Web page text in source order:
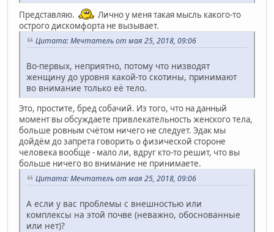
Представляю.
Лично у меня такая мысль какого-то
острого дискомфорта не вызывает.
Цитата: Мечтатель от мая 25, 2018, 09:06
Во-первых, неприятно, потому что низводят
женщину до уровня какой-то скотины, принимают
во внимание только её тело.
Это, простите, бред собачий. Из того, что на данный
момент вы обсуждаете привлекательность женского тела,
больше ровным счётом ничего не следует. Эдак мы
дойдём до запрета говорить о физической стороне
человека вообще - мало ли, вдруг кто-то решит, что вы
больше ничего во внимание не принимаете.
Цитата: Мечтатель от мая 25, 2018, 09:06
А если у вас проблемы с внешностью или
комплексы на этой почве (неважно, обоснованные
или нет)?